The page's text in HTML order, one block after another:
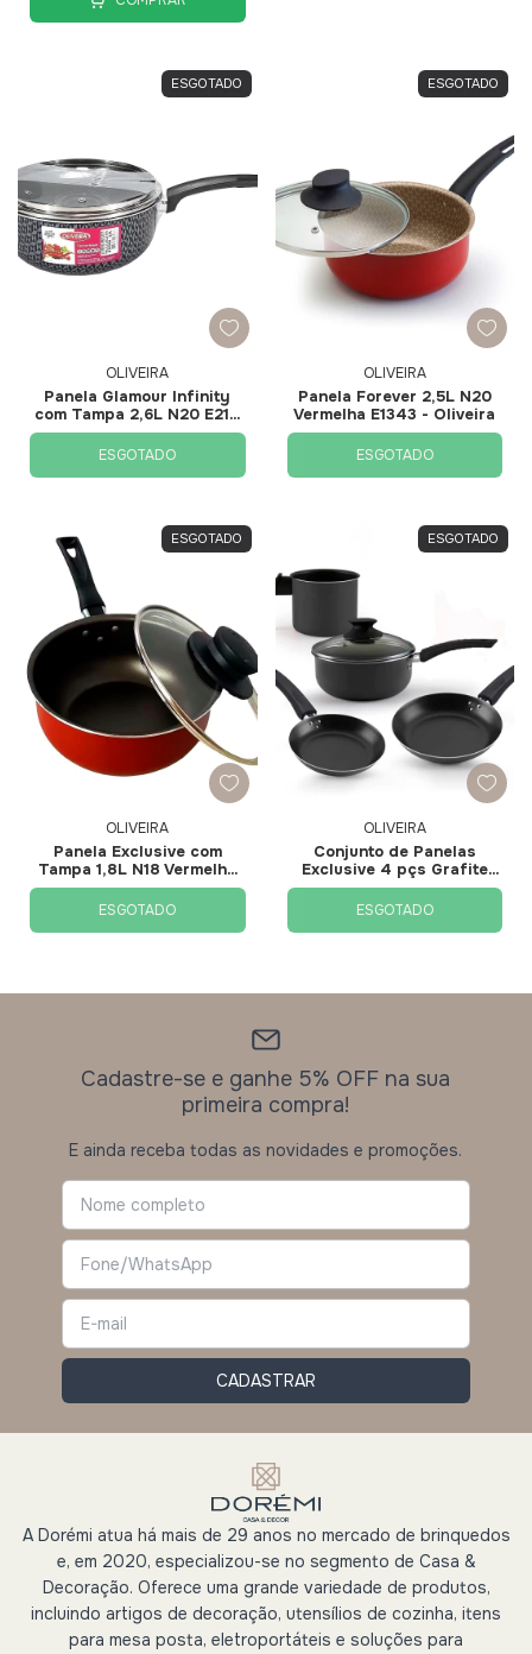
ESGOTADO
OLIVEIRA
Panela Glamour Infinity
com Tampa 2,6L N20 E2111
- Oliveira
ESGOTADO
ESGOTADO
OLIVEIRA
Panela Forever 2,5L N20
Vermelha E1343 - Oliveira
ESGOTADO
ESGOTADO
OLIVEIRA
Panela Exclusive com
Tampa 1,8L N18 Vermelha
E2059 - Oliveira
ESGOTADO
ESGOTADO
OLIVEIRA
Conjunto de Panelas
Exclusive 4 pçs Grafite
E2172 - Oliveira
ESGOTADO
Cadastre-se e ganhe 5% OFF na sua
primeira compra!
E ainda receba todas as novidades e promoções.
A Dorémi atua há mais de 29 anos no mercado de brinquedos
e, em 2020, especializou-se no segmento de Casa &
Decoração. Oferece uma grande variedade de produtos,
incluindo artigos de decoração, utensílios de cozinha, itens
para mesa posta, eletroportáteis e soluções para